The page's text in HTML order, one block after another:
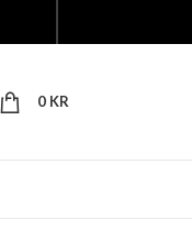
0 KR